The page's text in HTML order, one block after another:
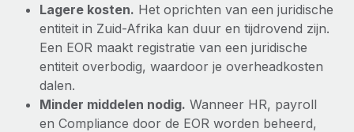
Lagere kosten. Het oprichten van een juridische
entiteit in Zuid-Afrika kan duur en tijdrovend zijn.
Een EOR maakt registratie van een juridische
entiteit overbodig, waardoor je overheadkosten
dalen.
Minder middelen nodig. Wanneer HR, payroll
en Compliance door de EOR worden beheerd,